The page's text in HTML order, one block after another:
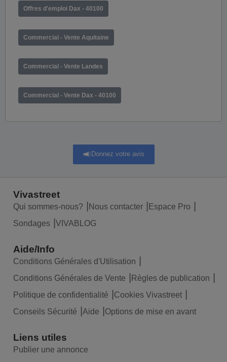
Offres d'emploi Dax - 40100
Commercial - Vente Aquitaine
Commercial - Vente Landes
Commercial - Vente Dax - 40100
Donnez votre avis
Vivastreet
Qui sommes-nous? Nous contacter
Espace Pro
Sondages
VIVABLOG
Aide/Info
Conditions Générales d'Utilisation
Conditions Générales de Vente
Règles de publication
Politique de confidentialité
Cookies Vivastreet
Conseils Sécurité
Aide Options de mise en avant
Liens utiles
Publier une annonce